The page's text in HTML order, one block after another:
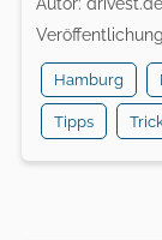
Hamburg
Tipps